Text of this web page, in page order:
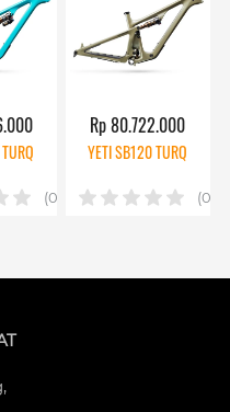
(0)
Rp 80.722.000
YETI SB120 TURQ
(0)